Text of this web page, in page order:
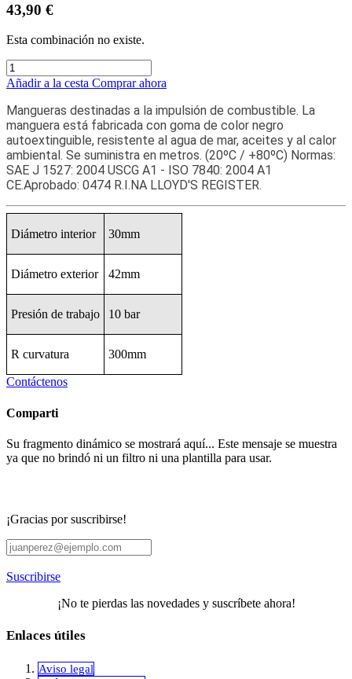
43,90 €
Esta combinación no existe.
Añadir a la cesta Comprar ahora
Mangueras destinadas a la impulsión de combustible. La
manguera está fabricada con goma de color negro
autoextinguible, resistente al agua de mar, aceites y al calor
ambiental. Se suministra en metros. (20ºC / +80ºC) Normas:
SAE J 1527: 2004 USCG A1 - ISO 7840: 2004 A1
CE.Aprobado: 0474 R.I.NA LLOYD'S REGISTER.
Diámetro interior 30mm
Diámetro exterior 42mm
Presión de trabajo 10 bar
R curvatura 300mm
Contáctenos
Comparti
Su fragmento dinámico se mostrará aquí... Este mensaje se muestra
ya que no brindó ni un filtro ni una plantilla para usar.
¡Gracias por suscribirse!
Suscribirse
¡No te pierdas las novedades y suscríbete ahora!
Enlaces útiles
Aviso legal